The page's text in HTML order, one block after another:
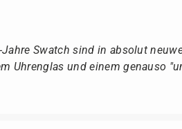
Jahre Swatch sind in absolut
Uhrenglas und einem genauso